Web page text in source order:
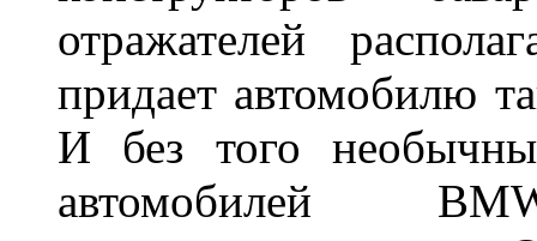
отражателей
придает автомобилю
И без того
автомобилей